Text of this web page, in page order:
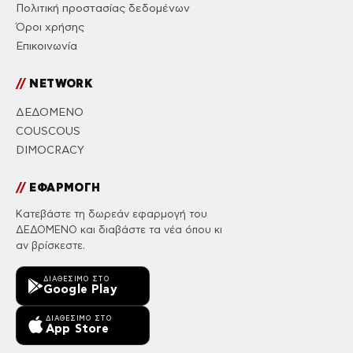
Πολιτική προστασίας δεδομένων
Όροι χρήσης
Επικοινωνία
//NETWORK
ΔΕΔΟΜΕΝΟ
COUSCOUS
DIMOCRACY
//ΕΦΑΡΜΟΓΗ
Κατεβάστε τη δωρεάν εφαρμογή του
ΔΕΔΟΜΕΝΟ και διαβάστε τα νέα όπου κι
αν βρίσκεστε.
ΔΙΑΘΈΣΙΜΟ ΣΤΟ
Google Play
ΔΙΑΘΈΣΙΜΟ ΣΤΟ
App Store